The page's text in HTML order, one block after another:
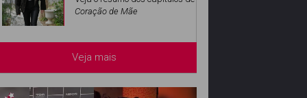
Coração de Mãe
Veja mais